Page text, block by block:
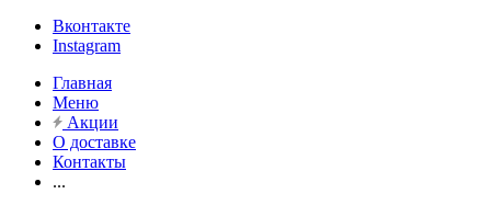
Вконтакте
Instagram
Главная
Меню
Акции
О доставке
Контакты
...